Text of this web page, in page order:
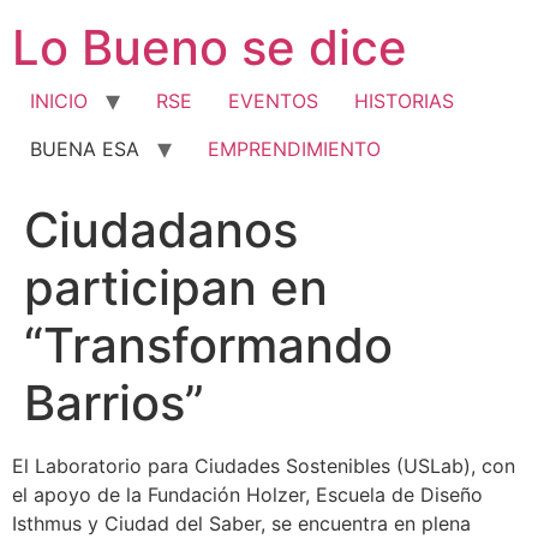
contenido
Lo Bueno se dice
INICIO RSE EVENTOS
HISTORIAS
BUENA ESA
EMPRENDIMIENTO
Ciudadanos
participan en
“Transformando
Barrios”
El Laboratorio para Ciudades Sostenibles (USLab), con
el apoyo de la Fundación Holzer, Escuela de Diseño
Isthmus y Ciudad del Saber, se encuentra en plena